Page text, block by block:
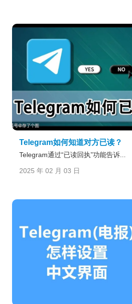
Telegram如何知道对方已读？
Telegram通过“已读回执”功能告诉...
2025 年 02 月 03 日